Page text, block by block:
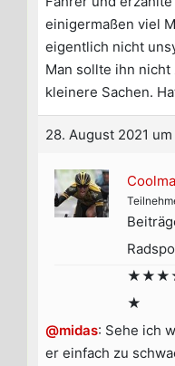
einigermaßen viel
eigentlich nicht
Man sollte ihn
kleinere Sachen.
28. August 2021
★
@midas: Sehe ich
er einfach zu